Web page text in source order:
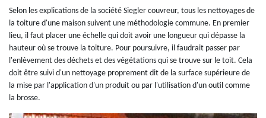
Selon les explications de la société Siegler couvreur, tous les nettoyages de
la toiture d'une maison suivent une méthodologie commune. En premier
lieu, il faut placer une échelle qui doit avoir une longueur qui dépasse la
hauteur où se trouve la toiture. Pour poursuivre, il faudrait passer par
l'enlèvement des déchets et des végétations qui se trouve sur le toit. Cela
doit être suivi d'un nettoyage proprement dit de la surface supérieure de
la mise par l'application d'un produit ou par l'utilisation d'un outil comme
la brosse.